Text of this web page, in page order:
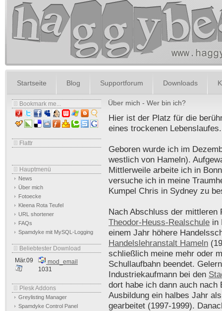
Startseite Blog Supportforum Downloads
Bookmark me...
Flattr
Hauptmenü
News
Über mich
Fotoecke
Kleena Rota Teufel
URL shortener
FAQs
Spamdyke mit MySQL-Logging
Beliebtester Download
Mär.09
mod_email
1031
Plesk Addons
Greylisting Manager
Spamdyke Control Panel
Über mich - Wer bin ich?
Hier ist der Platz für die
eines trockenen Lebenslaufes.
Geboren wurde ich im
westlich von Hameln).
Mittlerweile arbeite ich in
versuche ich in meine
Kumpel Chris in Sydney zu
Nach Abschluss der mittleren
Theodor-Heuss-Realschule in
einem Jahr höhere
Handelslehranstalt Hameln
schließlich meine mehr oder
Schullaufbahn beendet.
Industriekaufmann bei den
dort habe ich dann auch nach
Ausbildung ein halbes Jahr
gearbeitet (1997-1999).